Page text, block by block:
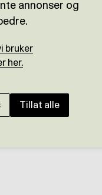
annonser og
bruker
her.
Tillat alle